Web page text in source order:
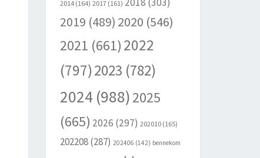
2014(164) 2017(161)
2019 (489) 2020 (546)
2021 (661) 2022
(797)2023 (782)
2024 (988) 2025
(665) 2026 (297) 202010(165)
202208(287) 202406 (142) bennekom